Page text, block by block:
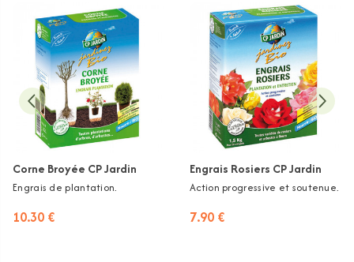
Corne Broyée CP Jardin
Engrais de plantation.
10.30 €
Engrais Rosiers CP Jardin
Action progressive et soutenue.
7.90 €